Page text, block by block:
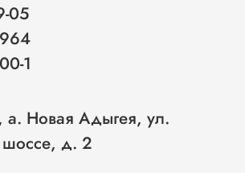
05
1
а. Новая Адыгея, ул.
шоссе, д. 2